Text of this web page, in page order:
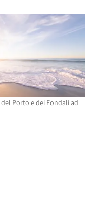
Porto e dei Fondali ad